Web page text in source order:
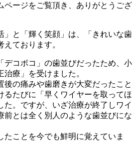
ページをご覧頂き、ありがとうござ
」と「輝く笑顔」は、「きれいな歯
ております。
デコボコ」の歯並びだったため、小
療」を受けました。
後の痛みや歯磨きが大変だったこと
るたびに「早くワイヤーを取ってほ
た。ですが、いざ治療が終了しワイ
前とは全く別人のような歯並びにな
たことを今でも鮮明に覚えていま